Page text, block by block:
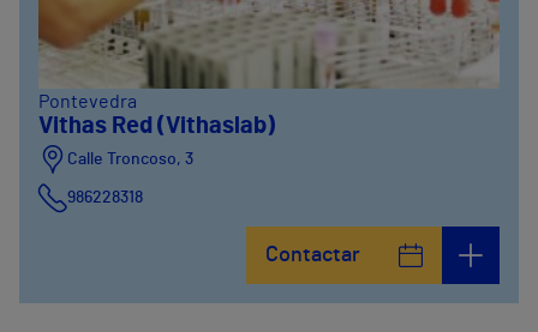
Pontevedra
Vithas Red (Vithaslab)
Calle Troncoso, 3
986228318
Contactar